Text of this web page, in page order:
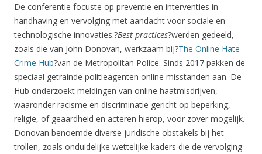
De conferentie focuste op preventie en interventies in
handhaving en vervolging met aandacht voor sociale en
technologische innovaties.?Best practices?werden gedeeld,
zoals die van John Donovan, werkzaam bij?The Online Hate
Crime Hub?van de Metropolitan Police. Sinds 2017 pakken de
speciaal getrainde politieagenten online misstanden aan. De
Hub onderzoekt meldingen van online haatmisdrijven,
waaronder racisme en discriminatie gericht op beperking,
religie, of geaardheid en acteren hierop, voor zover mogelijk.
Donovan benoemde diverse juridische obstakels bij het
trollen, zoals onduidelijke wettelijke kaders die de vervolging